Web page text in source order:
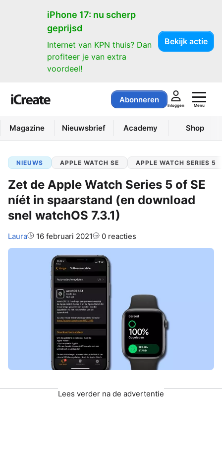
iPhone 17: nu scherp
geprijsd
Internet van KPN thuis? Dan
profiteer je van extra
voordeel!
Bekijk actie
Abonneren
Inloggen Menu
Magazine Nieuwsbrief Academy Shop
NIEUWS APPLE WATCH SE APPLE WATCH SERIES 5
Zet de Apple Watch Series 5 of SE
níét in spaarstand (en download
snel watchOS 7.3.1)
Auteur:
Laura 16 februari 2021 0 reacties
Lees verder na de advertentie